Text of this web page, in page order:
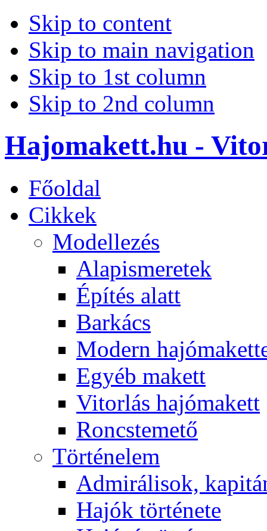
Skip to content
Skip to main navigation
Skip to 1st column
Skip to 2nd column
Hajomakett.hu -
Főoldal
Cikkek
Modellezés
Alapismeretek
Építés alatt
Barkács
Modern
Egyéb makett
Vitorlás hajómakett
Roncstemető
Történelem
Admirálisok,
Hajók története